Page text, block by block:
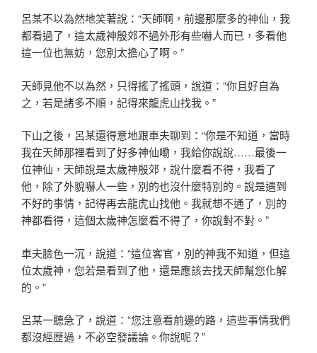
呂某不以為然地笑著說：“天師啊，前邊那麼多的神仙，我
都看過了，這太歲神殷郊不過外形有些嚇人而已，多看他
這一位也無妨，您別太擔心了啊。”
天師見他不以為然，只得搖了搖頭，說道：“你且好自為
之，若是諸多不順，記得來龍虎山找我。”
下山之後，呂某還得意地跟車夫聊到：“你是不知道，當時
我在天師那裡看到了好多神仙嘞，我給你說說……最後一
位神仙，天師說是太歲神殷郊，說什麼看不得，我看了
他，除了外貌嚇人一些，別的也沒什麼特別的。說是遇到
不好的事情，記得再去龍虎山找他。我就想不通了，別的
神都看得，這個太歲神怎麼看不得了，你說對不對。”
車夫臉色一沉，說道：“這位客官，別的神我不知道，但這
位太歲神，您若是看到了他，還是應該去找天師幫您化解
的。”
呂某一聽急了，說道：“您注意看前邊的路，這些事情我們
都沒經歷過，不必空發議論。你說呢？”